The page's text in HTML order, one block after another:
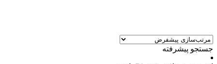
جستجو پیشرفته